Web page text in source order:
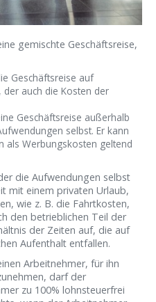
gemischte Geschäftsreise,
Geschäftsreise auf
auch die Kosten der
Geschäftsreise außerhalb
selbst. Er kann
als Werbungskosten geltend
die Aufwendungen selbst
mit einem privaten Urlaub,
wie z. B. die Fahrtkosten,
den betrieblichen Teil der
der Zeiten auf, die auf
Aufenthalt entfallen.
Arbeitnehmer, für ihn
darf der
zu 100% lohnsteuerfrei